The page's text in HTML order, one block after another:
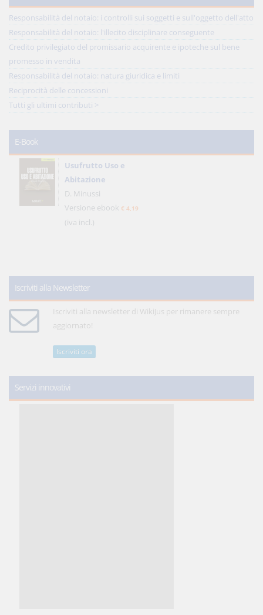
Responsabilità del notaio: i controlli sui soggetti e sull'oggetto dell'atto
Responsabilità del notaio: l'illecito disciplinare conseguente
Credito privilegiato del promissario acquirente e ipoteche sul bene
promesso in vendita
Responsabilità del notaio: natura giuridica e limiti
Reciprocità delle concessioni
Tutti gli ultimi contributi >
E-Book
Usufrutto Uso e
Abitazione
D. Minussi
Versione ebook € 4,19
(iva incl.)
Iscriviti alla Newsletter
Iscriviti alla newsletter di WikiJus per rimanere sempre
aggiornato!
Iscriviti ora
Servizi innovativi